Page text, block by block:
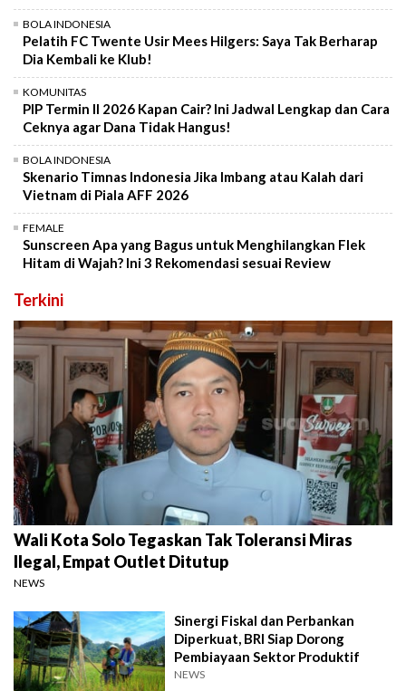
BOLA INDONESIA
Pelatih FC Twente Usir Mees Hilgers: Saya Tak Berharap
Dia Kembali ke Klub!
KOMUNITAS
PIP Termin II 2026 Kapan Cair? Ini Jadwal Lengkap dan Cara
Ceknya agar Dana Tidak Hangus!
BOLA INDONESIA
Skenario Timnas Indonesia Jika Imbang atau Kalah dari
Vietnam di Piala AFF 2026
FEMALE
Sunscreen Apa yang Bagus untuk Menghilangkan Flek
Hitam di Wajah? Ini 3 Rekomendasi sesuai Review
Terkini
Wali Kota Solo Tegaskan Tak Toleransi Miras
Ilegal, Empat Outlet Ditutup
NEWS
Sinergi Fiskal dan Perbankan
Diperkuat, BRI Siap Dorong
Pembiayaan Sektor Produktif
NEWS